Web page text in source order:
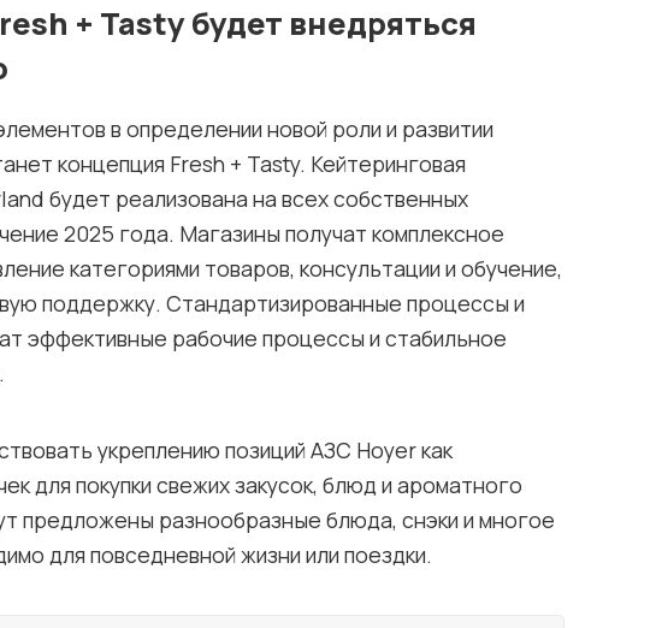
+ Tasty будет внедряться
в определении новой роли и развитии
концепция Fresh + Tasty. Кейтеринговая
будет реализована на всех собственных
2025 года. Магазины получат комплексное
категориями товаров, консультации и обучение,
поддержку. Стандартизированные процессы и
эффективные рабочие процессы и стабильное
укреплению позиций АЗС Hoyer как
для покупки свежих закусок, блюд и ароматного
предложены разнообразные блюда, снэки и многое
для повседневной жизни или поездки.